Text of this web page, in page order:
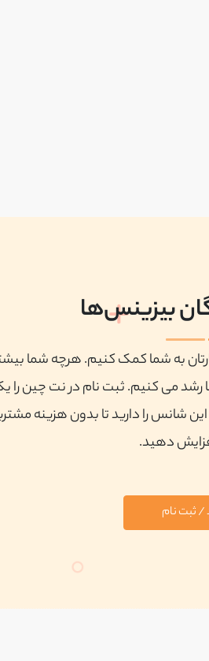
بیزینس‌ها
به شما کمک کنیم. هرچه شما
رشد می کنیم. ثبت نام در نت چین را
شانس را دارید تا بدون هزینه
دهید.
/ ثبت نام